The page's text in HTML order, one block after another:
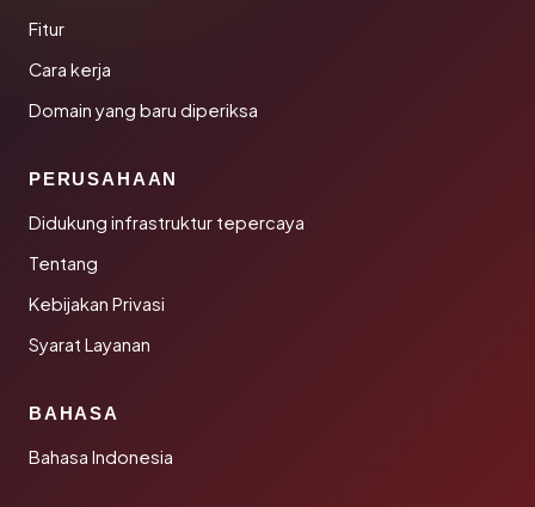
Fitur
Cara kerja
Domain yang baru diperiksa
PERUSAHAAN
Didukung infrastruktur tepercaya
Tentang
Kebijakan Privasi
Syarat Layanan
BAHASA
Bahasa Indonesia